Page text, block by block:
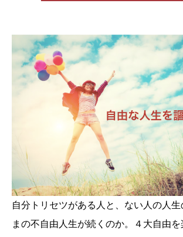
自分トリセツがある人と、ない人の人生
まの不自由人生が続くのか。４大自由